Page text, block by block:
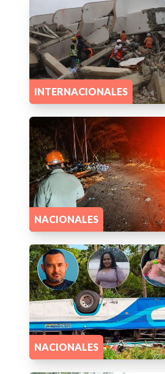
INTERNACIONALES
NACIONALES
NACIONALES